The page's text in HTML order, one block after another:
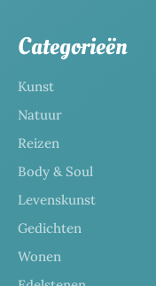
Categorieën
Kunst
Natuur
Reizen
Body & Soul
Levenskunst
Gedichten
Wonen